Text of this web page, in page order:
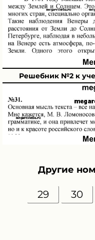
Решебник №2 к
Другие
29 30